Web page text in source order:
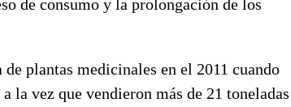
de consumo y la prolongación de los
de plantas medicinales en el 2011 cuando
la vez que vendieron más de 21 toneladas